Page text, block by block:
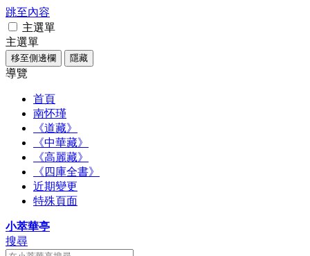
跳至內容
主選單
主選單
移至側邊欄 隱藏
導覽
首頁
南怀瑾
《道藏》
《中華藏》
《高麗藏》
《四庫全書》
近期變更
特殊頁面
小萃華亭
搜尋